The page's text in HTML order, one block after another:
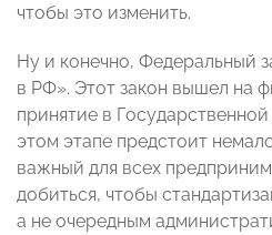
чтобы это изменить.
Ну и конечно, Федеральный
в РФ». Этот закон вышел на
принятие в
этом этапе предстоит
важный для всех
добиться, чтобы
а не очередным